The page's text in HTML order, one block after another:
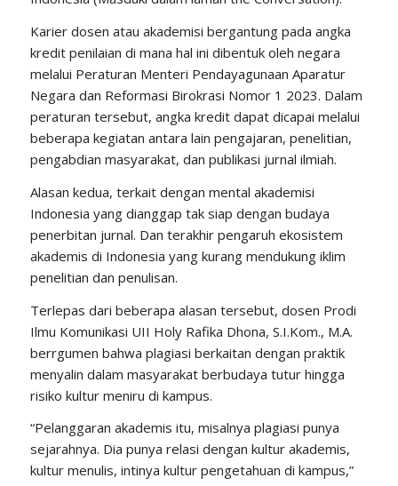
Karier dosen atau akademisi bergantung pada angka
kredit penilaian di mana hal ini dibentuk oleh negara
melalui Peraturan Menteri Pendayagunaan Aparatur
Negara dan Reformasi Birokrasi Nomor 1 2023. Dalam
peraturan tersebut, angka kredit dapat dicapai melalui
beberapa kegiatan antara lain pengajaran, penelitian,
pengabdian masyarakat, dan publikasi jurnal ilmiah.
Alasan kedua, terkait dengan mental akademisi
Indonesia yang dianggap tak siap dengan budaya
penerbitan jurnal. Dan terakhir pengaruh ekosistem
akademis di Indonesia yang kurang mendukung iklim
penelitian dan penulisan.
Terlepas dari beberapa alasan tersebut, dosen Prodi
Ilmu Komunikasi UII Holy Rafika Dhona, S.I.Kom., M.A.
berrgumen bahwa plagiasi berkaitan dengan praktik
menyalin dalam masyarakat berbudaya tutur hingga
risiko kultur meniru di kampus.
“Pelanggaran akademis itu, misalnya plagiasi punya
sejarahnya. Dia punya relasi dengan kultur akademis,
kultur menulis, intinya kultur pengetahuan di kampus,”